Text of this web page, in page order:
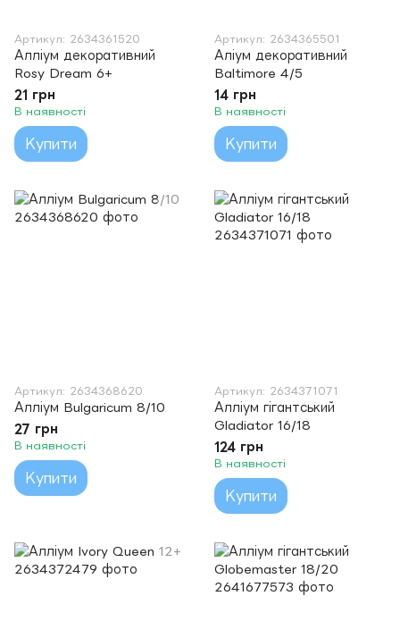
Артикул: 2634361520
Алліум декоративний
Rosy Dream 6+
21 грн
В наявності
Купити
Артикул: 2634365501
Аліум декоративний
Baltimore 4/5
14 грн
В наявності
Купити
Артикул: 2634368620
Алліум Bulgaricum 8/10
27 грн
В наявності
Купити
Артикул: 2634371071
Алліум гігантський
Gladiator 16/18
124 грн
В наявності
Купити